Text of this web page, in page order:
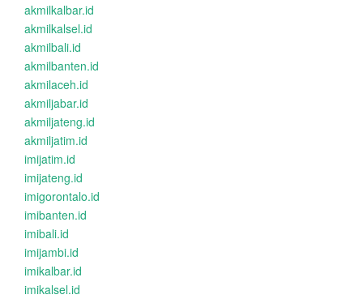
akmilkalbar.id
akmilkalsel.id
akmilbali.id
akmilbanten.id
akmilaceh.id
akmiljabar.id
akmiljateng.id
akmiljatim.id
imijatim.id
imijateng.id
imigorontalo.id
imibanten.id
imibali.id
imijambi.id
imikalbar.id
imikalsel.id